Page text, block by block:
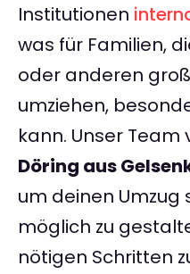
Institutionen
was für Familien,
oder anderen
umziehen,
kann. Unser Team
Döring aus
um deinen Umzug
möglich zu
nötigen Schritten